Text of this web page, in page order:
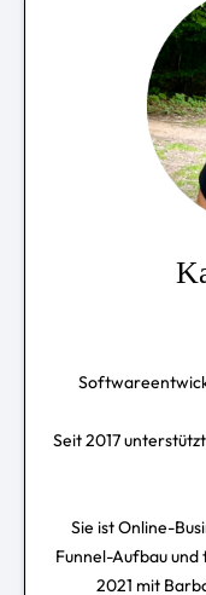
Seit 2017
Sie ist Online-
Funnel-Aufbau
2021 mit